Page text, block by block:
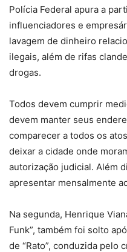
Polícia Federal apura a
influenciadores e
lavagem de dinheiro
ilegais, além de rifas
drogas.
Todos devem cumprir
devem manter seus
comparecer a todos os
deixar a cidade onde
autorização judicial. Além
apresentar mensalmente
Na segunda, Henrique
Funk”, também foi solto
de “Rato”, conduzida pelo